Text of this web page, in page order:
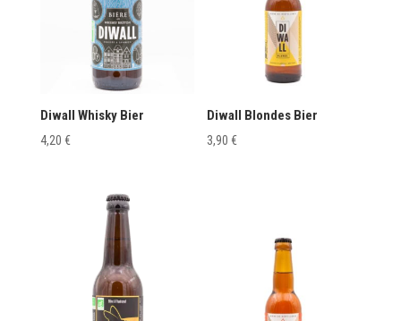
Diwall Whisky Bier
4,20 €
Diwall Blondes Bier
3,90€